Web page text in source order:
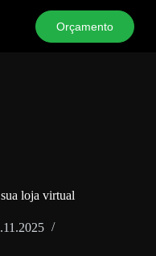
Orçamento
loja virtual